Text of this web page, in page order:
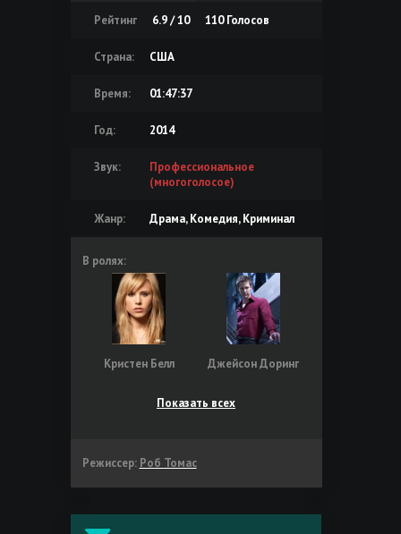
Рейтинг 6.9 / 10 110Голосов
Страна: США
Время: 01:47:37
Год: 2014
Звук:
Профессиональное
(многоголосое)
Жанр: Драма, Комедия, Криминал
В ролях:
Кристен Белл Джейсон Доринг
Показать всех
Режиссер: Роб Томас